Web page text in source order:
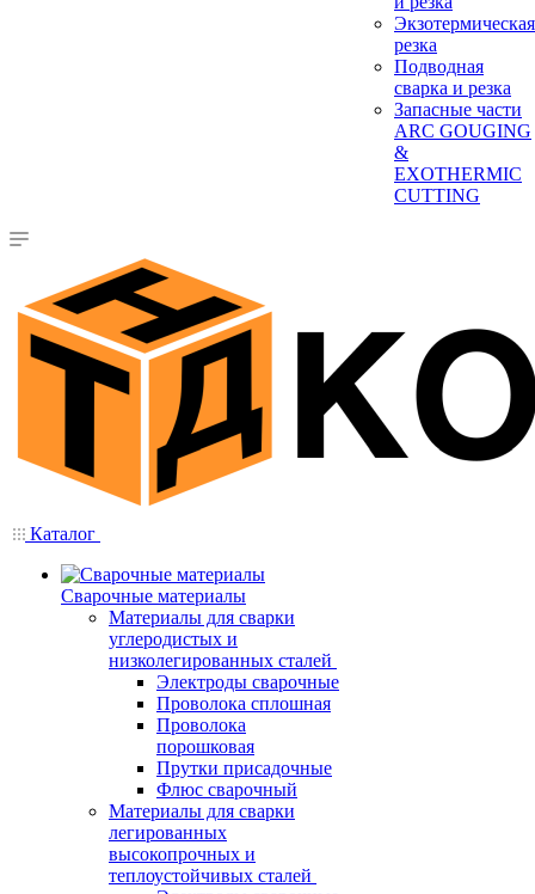
Экзотермическая
резка
Подводная
сварка и резка
Запасные части
ARC GOUGING
&
EXOTHERMIC
CUTTING
Каталог
Сварочные материалы
Материалы для сварки
углеродистых и
низколегированных сталей
Электроды сварочные
Проволока сплошная
Проволока
порошковая
Прутки присадочные
Флюс сварочный
Материалы для сварки
легированных
высокопрочных и
теплоустойчивых сталей